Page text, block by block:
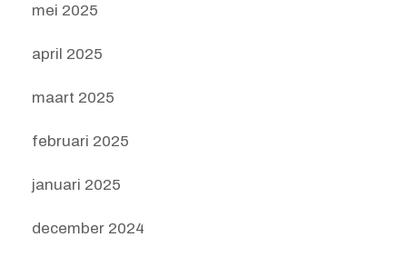
mei 2025
april 2025
maart 2025
februari 2025
januari 2025
december 2024